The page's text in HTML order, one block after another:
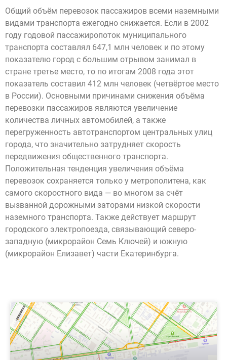
Общий объём перевозок пассажиров всеми наземными
видами транспорта ежегодно снижается. Если в 2002
году годовой пассажиропоток муниципального
транспорта составлял 647,1 млн человек и по этому
показателю город с большим отрывом занимал в
стране третье место, то по итогам 2008 года этот
показатель составил 412 млн человек (четвёртое место
в России). Основными причинами снижения объёма
перевозки пассажиров являются увеличение
количества личных автомобилей, а также
перегруженность автотранспортом центральных улиц
города, что значительно затрудняет скорость
передвижения общественного транспорта.
Положительная тенденция увеличения объёма
перевозок сохраняется только у метрополитена, как
самого скоростного вида — во многом за счёт
вызванной дорожными заторами низкой скорости
наземного транспорта. Также действует маршрут
городского электропоезда, связывающий северо-
западную (микрорайон Семь Ключей) и южную
(микрорайон Елизавет) части Екатеринбурга.